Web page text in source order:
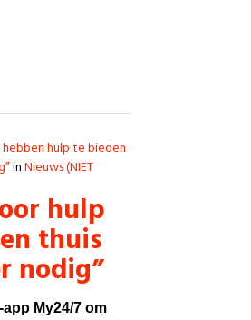
hulp te bieden
inNieuws (NIET
hulp
thuis
nodig”
My24/7 om